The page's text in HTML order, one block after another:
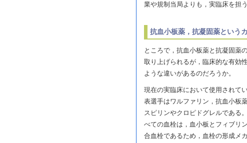
業や規制当局よりも，実臨床を担
抗血小板薬，抗凝固薬という
ところで，抗血小板薬と抗凝固薬
取り上げられるが，臨床的な有効
ような違いがあるのだろうか。
現在の実臨床において使用されて
表選手はワルファリン，抗血小板
スピリンやクロピドグレルである
べての血栓は，血小板とフィブリ
合血栓であるため，血栓の形成メ